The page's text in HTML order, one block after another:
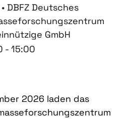
• DBFZ Deutsches
GmbH
- 15:00
2026 laden das